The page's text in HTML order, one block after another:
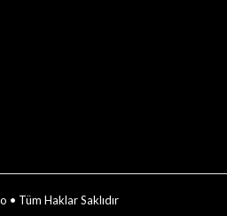
• Tüm Haklar Saklıdır